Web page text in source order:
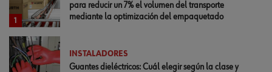
1
para reducir un 7% el volumen del transporte
mediante la optimización del empaquetado
INSTALADORES
Guantes dieléctricos: Cuál elegir según la clase y